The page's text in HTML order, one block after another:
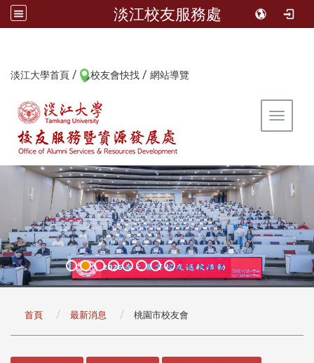
淡江校友服務處
淡江大學首頁 / 校友會快找 / 網站導覽
Toggle
首頁 最新消息 桃園市校友會